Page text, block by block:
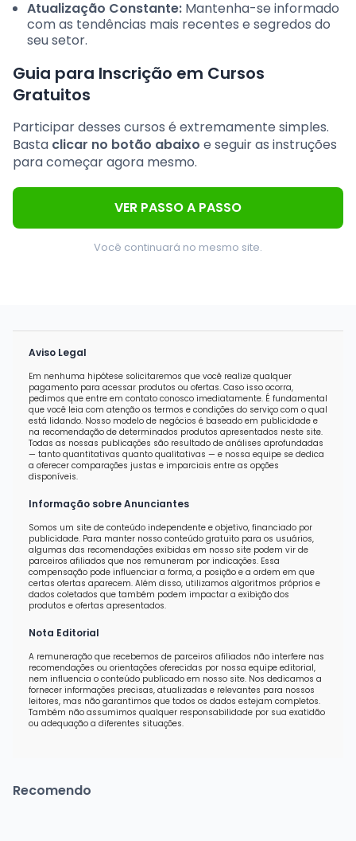
Atualização Constante: Mantenha-se informado
com as tendências mais recentes e segredos do
seu setor.
Guia para Inscrição em Cursos
Gratuitos
Participar desses cursos é extremamente simples.
Basta clicar no botão abaixo e seguir as instruções
para começar agora mesmo.
VER PASSO A PASSO
Você continuará no mesmo site.
Aviso Legal
Em nenhuma hipótese solicitaremos que você realize qualquer
pagamento para acessar produtos ou ofertas. Caso isso ocorra,
pedimos que entre em contato conosco imediatamente. É fundamental
que você leia com atenção os termos e condições do serviço com o qual
está lidando. Nosso modelo de negócios é baseado em publicidade e
na recomendação de determinados produtos apresentados neste site.
Todas as nossas publicações são resultado de análises aprofundadas
— tanto quantitativas quanto qualitativas — e nossa equipe se dedica
a oferecer comparações justas e imparciais entre as opções
disponíveis.
Informação sobre Anunciantes
Somos um site de conteúdo independente e objetivo, financiado por
publicidade. Para manter nosso conteúdo gratuito para os usuários,
algumas das recomendações exibidas em nosso site podem vir de
parceiros afiliados que nos remuneram por indicações. Essa
compensação pode influenciar a forma, a posição e a ordem em que
certas ofertas aparecem. Além disso, utilizamos algoritmos próprios e
dados coletados que também podem impactar a exibição dos
produtos e ofertas apresentados.
Nota Editorial
A remuneração que recebemos de parceiros afiliados não interfere nas
recomendações ou orientações oferecidas por nossa equipe editorial,
nem influencia o conteúdo publicado em nosso site. Nos dedicamos a
fornecer informações precisas, atualizadas e relevantes para nossos
leitores, mas não garantimos que todos os dados estejam completos.
Também não assumimos qualquer responsabilidade por sua exatidão
ou adequação a diferentes situações.
Recomendo